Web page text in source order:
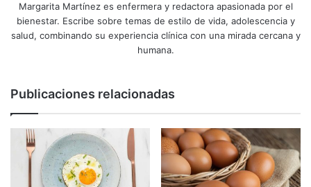
Margarita Martínez es enfermera y redactora apasionada por el
bienestar. Escribe sobre temas de estilo de vida, adolescencia y
salud, combinando su experiencia clínica con una mirada cercana y
humana.
Publicaciones relacionadas